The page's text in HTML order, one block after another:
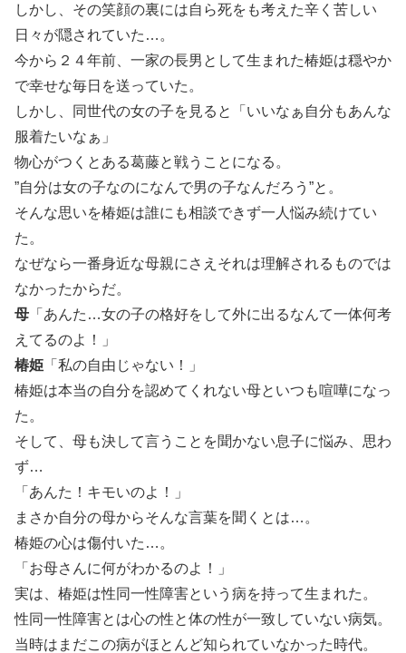
しかし、その笑顔の裏には自ら死をも考えた辛く苦しい
日々が隠されていた…。
今から２４年前、一家の長男として生まれた椿姫は穏やか
で幸せな毎日を送っていた。
しかし、同世代の女の子を見ると「いいなぁ自分もあんな
服着たいなぁ」
物心がつくとある葛藤と戦うことになる。
”自分は女の子なのになんで男の子なんだろう”と。
そんな思いを椿姫は誰にも相談できず一人悩み続けてい
た。
なぜなら一番身近な母親にさえそれは理解されるものでは
なかったからだ。
母 「あんた…女の子の格好をして外に出るなんて一体何考
えてるのよ！」
椿姫 「私の自由じゃない！」
椿姫は本当の自分を認めてくれない母といつも喧嘩になっ
た。
そして、母も決して言うことを聞かない息子に悩み、思わ
ず…
「あんた！キモいのよ！」
まさか自分の母からそんな言葉を聞くとは…。
椿姫の心は傷付いた…。
「お母さんに何がわかるのよ！」
実は、椿姫は性同一性障害という病を持って生まれた。
性同一性障害とは心の性と体の性が一致していない病気。
当時はまだこの病がほとんど知られていなかった時代。